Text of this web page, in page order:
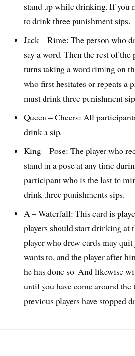
stand up while drinking. If you
to drink three punishment sips.
Jack – Rime: The person who
say a word. Then the rest of the
turns taking a word riming on
who first hesitates or repeats a
must drink three punishment
Queen – Cheers: All
drink a sip.
King – Pose: The player who
stand in a pose at any time
participant who is the last to
drink three punishments sips.
A – Waterfall: This card is
players should start drinking at
player who drew cards may
wants to, and the player after
he has done so. And likewise
until you have come around the
previous players have stopped